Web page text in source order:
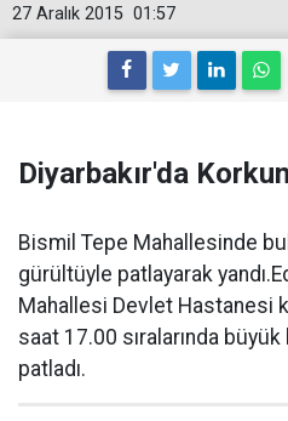
01:57
27 Aralık 2015
Diyarbakır'da
Bismil Tepe Mahallesinde
gürültüyle patlayarak
Mahallesi Devlet Hastanesi
saat 17.00 sıralarında
patladı.